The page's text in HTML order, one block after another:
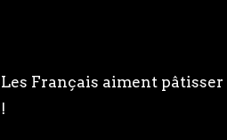
Les Français aiment pâtisser
!